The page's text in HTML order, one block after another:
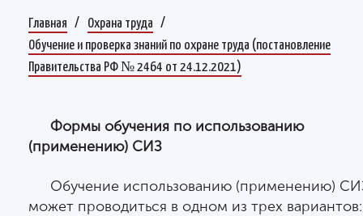
Главная
Охрана труда
Обучение и проверка знаний по охране труда (постановление
Правительства РФ № 2464 от 24.12.2021)
Формы обучения по использованию
(применению) СИЗ
Обучение использованию (применению)
может проводиться в одном из трех вариантов: